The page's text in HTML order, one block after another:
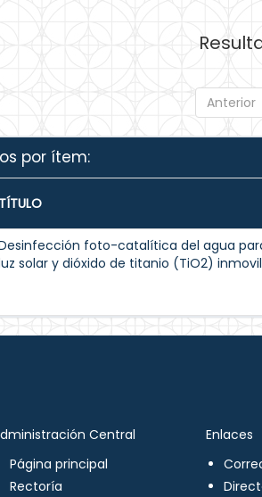
Anterior
por ítem:
TÍTULO
foto-catalítica del agua
solar y dióxido de titanio (TiO2)
Central
Página principal
Rectoría
Enlaces